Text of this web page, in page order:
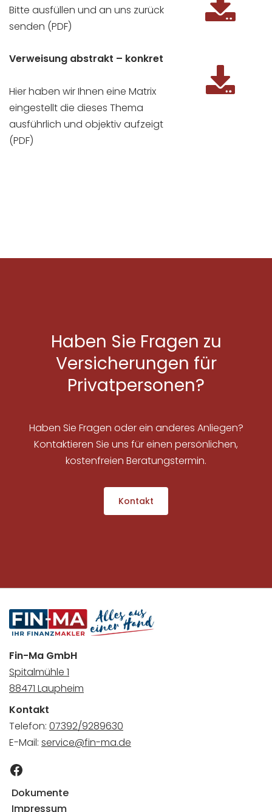
Bitte ausfüllen und an uns zurück
senden (PDF)
Verweisung abstrakt – konkret
Hier haben wir Ihnen eine Matrix
eingestellt die dieses Thema
ausführlich und objektiv aufzeigt
(PDF)
Haben Sie Fragen zu
Versicherungen für
Privatpersonen?
Haben Sie Fragen oder ein anderes Anliegen?
Kontaktieren Sie uns für einen persönlichen,
kostenfreien Beratungstermin.
Kontakt
Fin-Ma GmbH
Spitalmühle 1
88471 Laupheim
Kontakt
Telefon: 07392/9289630
E-Mail: service@fin-ma.de
Dokumente
Impressum